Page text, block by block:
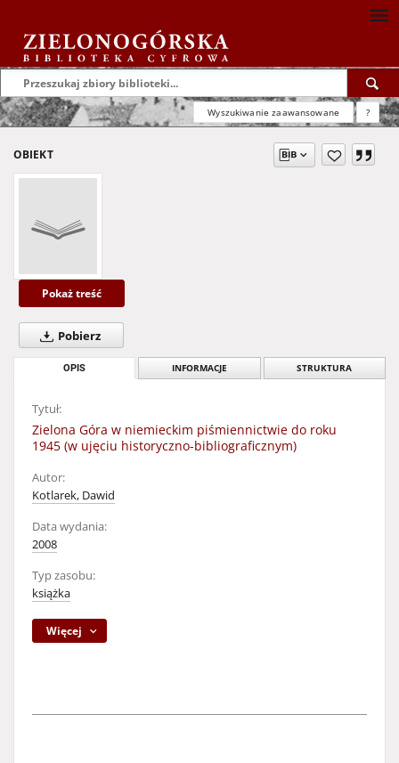
Wyszukiwanie zaawansowane ?
OBIEKT
Pokaż treść
Pobierz
OPIS INFORMACJE STRUKTURA
Tytuł:
Zielona Góra w niemieckim piśmiennictwie do roku
1945 (w ujęciu historyczno-bibliograficznym)
Autor:
Kotlarek, Dawid
Data wydania:
2008
Typ zasobu:
książka
Więcej